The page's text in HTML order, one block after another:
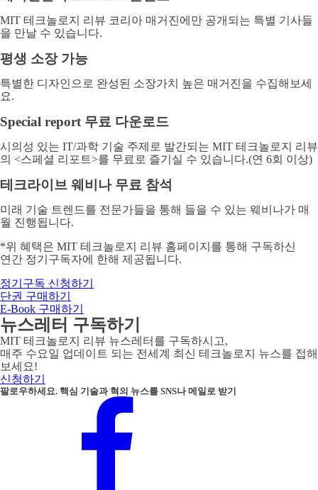
MIT 테크놀로지 리뷰 코리아 매거진에만 공개되는 특별 기사들
을 만날 수 있습니다.
평생 소장 가능
특별한 디자인으로 완성된 소장가치 높은 매거진을 수집해보세
요.
Special report 무료 다운로드
시의성 있는 IT/과학 기술 주제로 발간되는 MIT 테크놀로지 리뷰
의 <스페셜 리포트>를 무료로 즐기실 수 있습니다.(연 6회 이상)
테크라이브 웨비나 무료 참석
미래 기술 트렌드를 전문가들을 통해 들을 수 있는 웨비나가 매
월 진행됩니다.
*위 혜택은 MIT 테크놀로지 리뷰 홈페이지를 통해 구독하신
연간 정기구독자에 한해 제공됩니다.
정기구독 신청하기
단권 구매하기
E-Book 구매하기
뉴스레터 구독하기
MIT 테크놀로지 리뷰 뉴스레터를 구독하시고,
매주 수요일 업데이트 되는 전세계 최신 테크놀로지 뉴스를 접해
보세요!
신청하기
팔로우하세요. 핵심 기술과 혁의 뉴스를 SNS나 메일로 받기